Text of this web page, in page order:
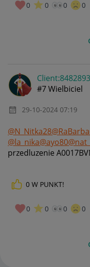
0 0 0 0
#7 Wielbiciel
‎29-10-2024 07:19
@N_Nitka28
@la_nika@ayo80
przedluzenie
0 W PUNKT!
0 0 0 0